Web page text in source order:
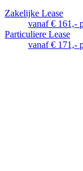
Zakelijke Lease
vanaf € 161,-
Particuliere Lease
vanaf € 171,-